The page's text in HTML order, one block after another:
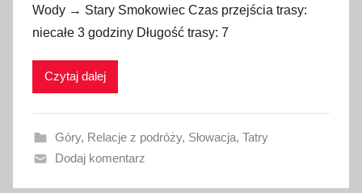
l
i
w
n
o
Wody → Stary Smokowiec Czas przejścia trasy:
niecałe 3 godziny Długość trasy: 7
Czytaj dalej
Góry, Relacje z podróży, Słowacja, Tatry
Dodaj komentarz